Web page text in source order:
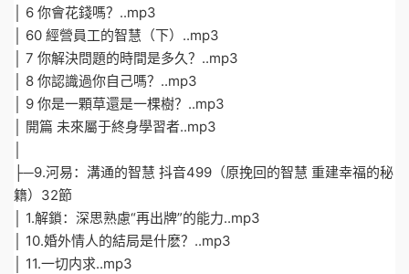
│ 6 你會花錢嗎？..mp3
│ 60 經營員工的智慧（下）..mp3
│ 7 你解決問題的時間是多久？..mp3
│ 8 你認識過你自己嗎？..mp3
│ 9 你是一顆草還是一棵樹？..mp3
│ 開篇 未來屬于終身學習者..mp3
├─9.河易：溝通的智慧 抖音499（原挽回的智慧 重建幸福的秘
籍）32節
│ 1.解鎖：深思熟慮“再出牌”的能力..mp3
│ 10.婚外情人的結局是什麽？..mp3
│ 11.一切内求..mp3